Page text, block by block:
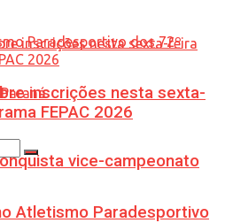
vice-campeonato
Atletismo Paradesportivo
inscrições nesta sexta-
FEPAC 2026